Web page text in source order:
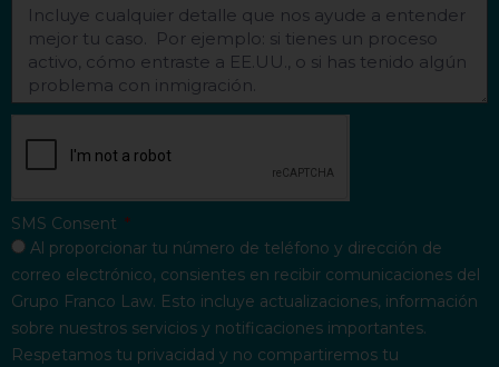
SMS Consent
Al proporcionar tu número de teléfono y dirección de
correo electrónico, consientes en recibir comunicaciones del
Grupo Franco Law. Esto incluye actualizaciones, información
sobre nuestros servicios y notificaciones importantes.
Respetamos tu privacidad y no compartiremos tu